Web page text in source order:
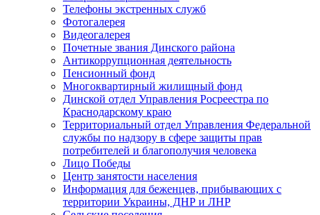
Телефоны экстренных служб
Фотогалерея
Видеогалерея
Почетные звания Динского района
Антикоррупционная деятельность
Пенсионный фонд
Многоквартирный жилищный фонд
Динской отдел Управления Росреестра по
Краснодарскому краю
Территориальный отдел Управления Федеральной
службы по надзору в сфере защиты прав
потребителей и благополучия человека
Лицо Победы
Центр занятости населения
Информация для беженцев, прибывающих с
территории Украины, ДНР и ЛНР